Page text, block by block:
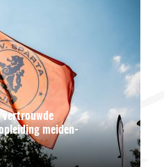
vertrouwde
meiden-